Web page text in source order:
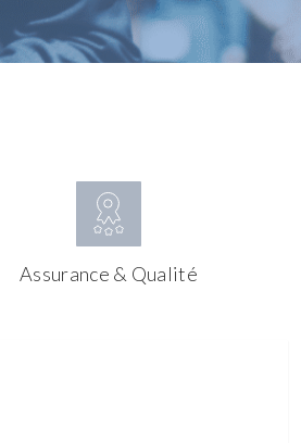
Assurance & Qualité